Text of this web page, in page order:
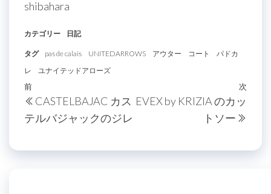
shibahara
カテゴリー 日記
タグ pas de calais UNITEDARROWS アウター コート
パドカ
レ
ユナイテッドアローズ
投
稿
ナ
ビ
過
去
の
前
CASTELBAJAC カス
テルバジャックのジレ
次
次
EVEX by KRIZIA のカッ
トソー